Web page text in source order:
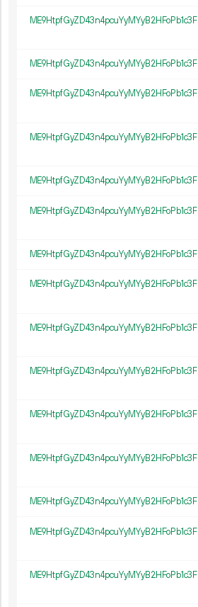
ME9HtpfGyZD43n4pcuYyMYyB2HFoPb1c3F
ME9HtpfGyZD43n4pcuYyMYyB2HFoPb1c3F
ME9HtpfGyZD43n4pcuYyMYyB2HFoPb1c3F
ME9HtpfGyZD43n4pcuYyMYyB2HFoPb1c3F
ME9HtpfGyZD43n4pcuYyMYyB2HFoPb1c3F
ME9HtpfGyZD43n4pcuYyMYyB2HFoPb1c3F
ME9HtpfGyZD43n4pcuYyMYyB2HFoPb1c3F
ME9HtpfGyZD43n4pcuYyMYyB2HFoPb1c3F
ME9HtpfGyZD43n4pcuYyMYyB2HFoPb1c3F
ME9HtpfGyZD43n4pcuYyMYyB2HFoPb1c3F
ME9HtpfGyZD43n4pcuYyMYyB2HFoPb1c3F
ME9HtpfGyZD43n4pcuYyMYyB2HFoPb1c3F
ME9HtpfGyZD43n4pcuYyMYyB2HFoPb1c3F
ME9HtpfGyZD43n4pcuYyMYyB2HFoPb1c3F
ME9HtpfGyZD43n4pcuYyMYyB2HFoPb1c3F